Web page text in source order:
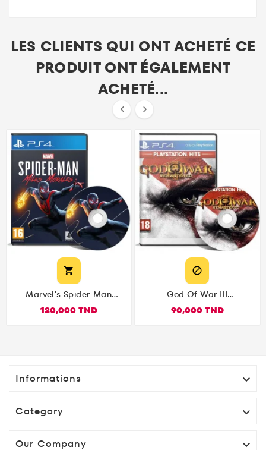
LES CLIENTS QUI ONT ACHETÉ CE
PRODUIT ONT ÉGALEMENT
ACHETÉ...
 

Marvel's Spider-Man
120,000 TND

God Of War III
90,000 TND
Informations 
Category 
Our Company 